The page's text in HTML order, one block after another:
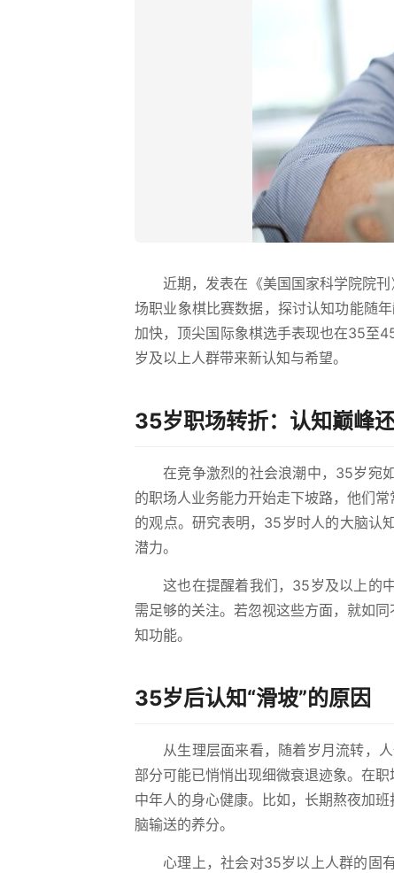
近期，发表在《美国国家科学院院
场职业象棋比赛数据，探讨认知功能随
加快，顶尖国际象棋选手表现也在35至
岁及以上人群带来新认知与希望。
35岁职场转折：认知巅峰
在竞争激烈的社会浪潮中，35岁宛
的职场人业务能力开始走下坡路，他们
的观点。研究表明，35岁时人的大脑认
潜力。
这也在提醒着我们，35岁及以上的
需足够的关注。若忽视这些方面，就如
知功能。
35岁后认知“滑坡”的原因
从生理层面来看，随着岁月流转，
部分可能已悄悄出现细微衰退迹象。在
中年人的身心健康。比如，长期熬夜加
脑输送的养分。
心理上，社会对35岁以上人群的固